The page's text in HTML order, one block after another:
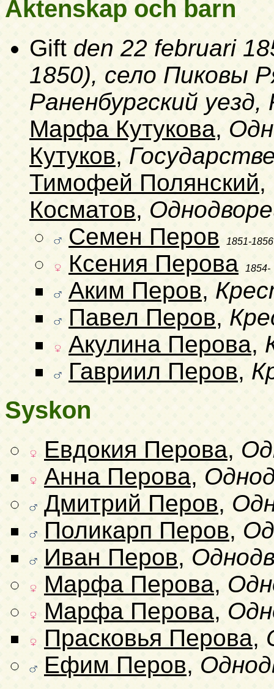
Äktenskap och barn
Gift den 22 februari
1850), село Пиковы
Раненбургский
Марфа Кутукова,
Кутуков,
Тимофей Полянский,
Косматов,
Семен Перов
1851-1856
Ксения Перова 1854-
Аким Перов,
Павел Перов,
Акулина Перова,
Гавриил Перов,
Syskon
Евдокия Перова,
Анна Перова,
Дмитрий Перов,
Поликарп Перов,
Иван Перов,
Марфа Перова,
Марфа Перова,
Прасковья Перова,
Ефим Перов,